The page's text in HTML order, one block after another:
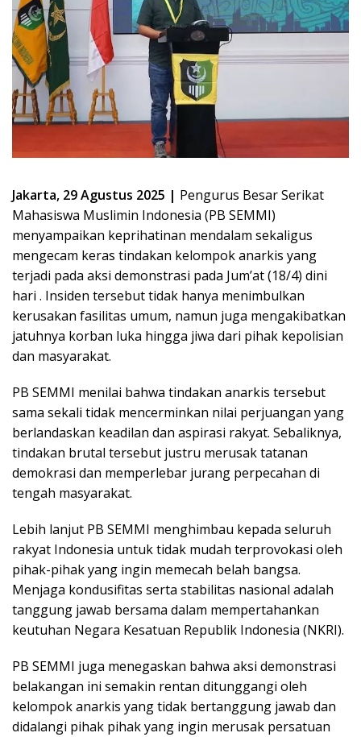
Jakarta, 29 Agustus 2025 | Pengurus Besar Serikat
Mahasiswa Muslimin Indonesia (PB SEMMI)
menyampaikan keprihatinan mendalam sekaligus
mengecam keras tindakan kelompok anarkis yang
terjadi pada aksi demonstrasi pada Jum’at (18/4) dini
hari . Insiden tersebut tidak hanya menimbulkan
kerusakan fasilitas umum, namun juga mengakibatkan
jatuhnya korban luka hingga jiwa dari pihak kepolisian
dan masyarakat.
PB SEMMI menilai bahwa tindakan anarkis tersebut
sama sekali tidak mencerminkan nilai perjuangan yang
berlandaskan keadilan dan aspirasi rakyat. Sebaliknya,
tindakan brutal tersebut justru merusak tatanan
demokrasi dan memperlebar jurang perpecahan di
tengah masyarakat.
Lebih lanjut PB SEMMI menghimbau kepada seluruh
rakyat Indonesia untuk tidak mudah terprovokasi oleh
pihak-pihak yang ingin memecah belah bangsa.
Menjaga kondusifitas serta stabilitas nasional adalah
tanggung jawab bersama dalam mempertahankan
keutuhan Negara Kesatuan Republik Indonesia (NKRI).
PB SEMMI juga menegaskan bahwa aksi demonstrasi
belakangan ini semakin rentan ditunggangi oleh
kelompok anarkis yang tidak bertanggung jawab dan
didalangi pihak pihak yang ingin merusak persatuan